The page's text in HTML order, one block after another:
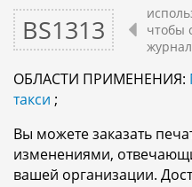
BS1313
чтобы
ОБЛАСТИ ПРИМЕНЕНИЯ:
такси ;
Вы можете заказать
изменениями,
вашей организации.